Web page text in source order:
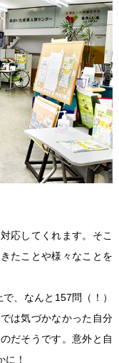
応してくれます。そこ
たことや様々なことを
、なんと157問（！）
は気づかなかった自分
だそうです。意外と自
！